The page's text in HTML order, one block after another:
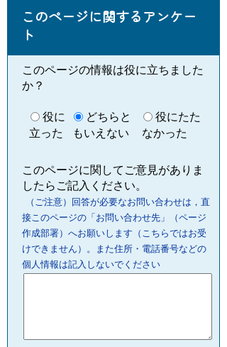
このページに関するアンケー
ト
このページの情報は役に立ちました
か？
役に
立った
どちらと
もいえない
役にたた
なかった
このページに関してご意見がありま
したらご記入ください。
（ご注意）回答が必要なお問い合わせは，直
接このページの「お問い合わせ先」（ページ
作成部署）へお願いします（こちらではお受
けできません）。また住所・電話番号などの
個人情報は記入しないでください